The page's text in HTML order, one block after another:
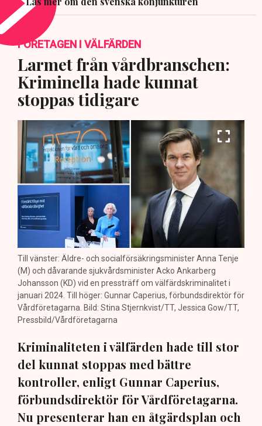
FÖRETAGEN I VÄLFÄRDEN
Larmet från vårdbranschen:
Kriminella hade kunnat
stoppas tidigare
Till vänster: Äldre- och socialförsäkringsminister Anna Tenje
(M) och dåvarande sjukvårdsminister Acko Ankarberg
Johansson (KD) vid en pressträff om välfärdskriminalitet i
januari 2024. Till höger: Gunnar Caperius, förbundsdirektör för
Vårdföretagarna. Bild: Stina Stjernkvist/TT, Jessica Gow/TT,
Pressbild/Vårdföretagarna
Kriminaliteten i välfärden hade till stor
del kunnat stoppas med bättre
kontroller, enligt Gunnar Caperius,
förbundsdirektör för Vårdföretagarna.
Nu presenterar han en åtgärdsplan och